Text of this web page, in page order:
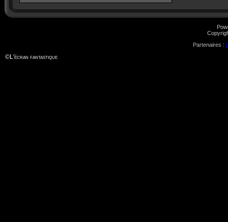
Partenaires :
©L'écran fantastique